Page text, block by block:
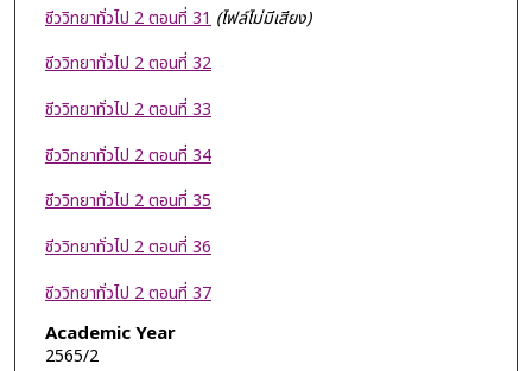
ชีววิทยาทั่วไป 2 ตอนที่ 31 (ไฟล์ไม่มีเสียง)
ชีววิทยาทั่วไป 2 ตอนที่ 32
ชีววิทยาทั่วไป 2 ตอนที่ 33
ชีววิทยาทั่วไป 2 ตอนที่ 34
ชีววิทยาทั่วไป 2 ตอนที่ 35
ชีววิทยาทั่วไป 2 ตอนที่ 36
ชีววิทยาทั่วไป 2 ตอนที่ 37
Academic Year
2565/2